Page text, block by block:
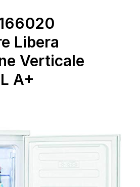
Libera
Verticale
A+